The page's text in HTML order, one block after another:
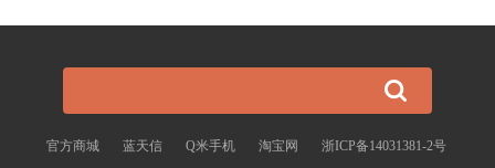
官方商城 蓝天信 Q米手机 淘宝网 浙ICP备14031381-2号